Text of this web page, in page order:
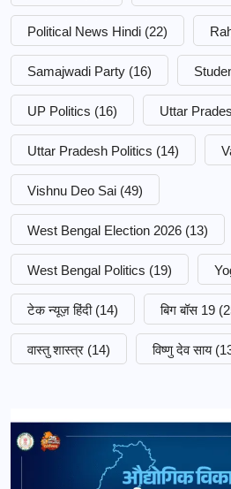
Political News Hindi (22)
Samajwadi Party (16)
UP Politics (16) Uttar
Uttar Pradesh Politics (14)
Vishnu Deo Sai (49)
West Bengal Election 2026 (13)
West Bengal Politics (19)
टेक न्यूज़ हिंदी (14) बिग बॉस 19
वास्तु शास्त्र (14) विष्णु देव साय